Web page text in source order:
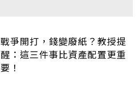
戰爭開打，錢變廢紙？教授提
醒：這三件事比資產配置更重
要！